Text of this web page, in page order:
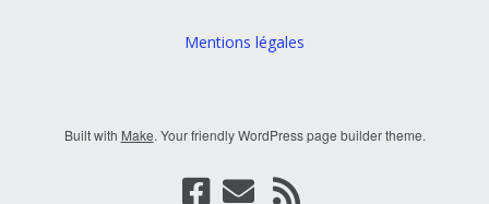
Mentions légales
Built with Make. Your friendly WordPress page builder theme.